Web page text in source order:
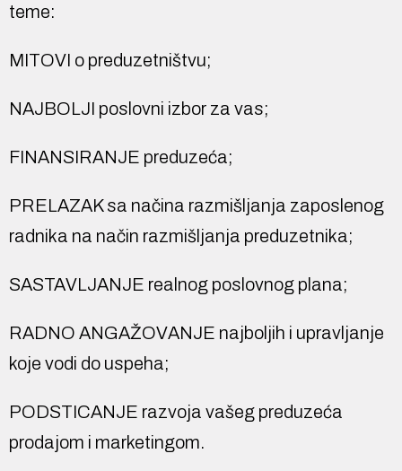
teme:
MITOVI o preduzetništvu;
NAJBOLJI poslovni izbor za vas;
FINANSIRANJE preduzeća;
PRELAZAK sa načina razmišljanja zaposlenog
radnika na način raz­mišljanja preduzetnika;
SASTAVLJANJE realnog poslovnog plana;
RADNO ANGAŽOVANJE najboljih i upravljanje
koje vodi do uspeha;
PODSTICANJE razvoja vašeg preduzeća
prodajom i marketingom.